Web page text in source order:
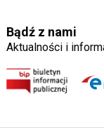
Bądź z nami
Aktualności i